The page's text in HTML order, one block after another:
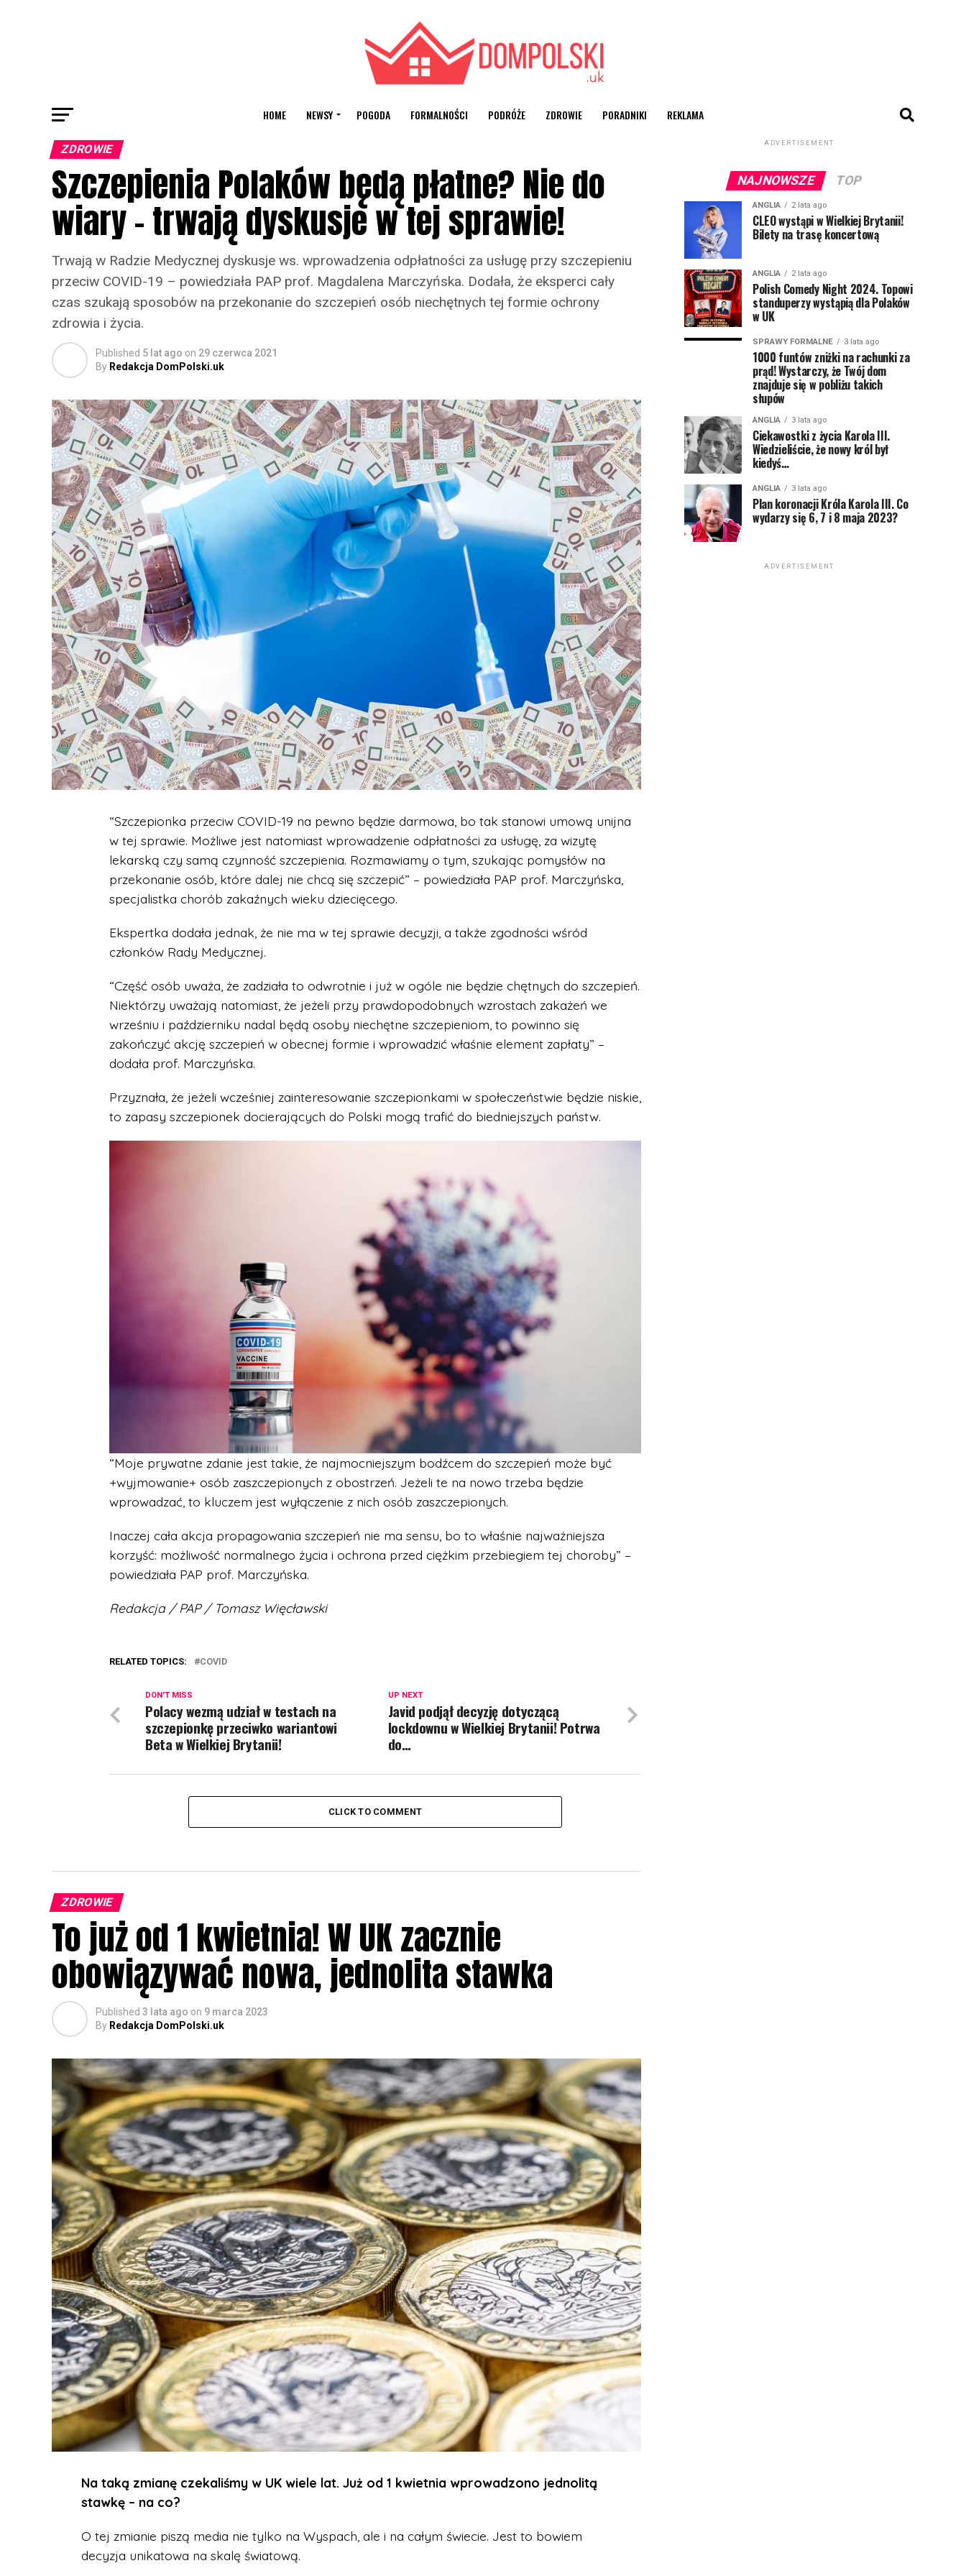
HOME NEWSY POGODA FORMALNOŚCI PODRÓŻE ZDROWIE PORADNIKI REKLAMA
ZDROWIE
Szczepienia Polaków będą płatne? Nie do
wiary – trwają dyskusje w tej sprawie!
Trwają w Radzie Medycznej dyskusje ws. wprowadzenia odpłatności za usługę przy szczepieniu
przeciw COVID-19 – powiedziała PAP prof. Magdalena Marczyńska. Dodała, że eksperci cały
czas szukają sposobów na przekonanie do szczepień osób niechętnych tej formie ochrony
zdrowia i życia.
Published 5 lat ago on 29 czerwca 2021
By Redakcja DomPolski.uk
“Szczepionka przeciw COVID-19 na pewno będzie darmowa, bo tak stanowi umową unijna
w tej sprawie. Możliwe jest natomiast wprowadzenie odpłatności za usługę, za wizytę
lekarską czy samą czynność szczepienia. Rozmawiamy o tym, szukając pomysłów na
przekonanie osób, które dalej nie chcą się szczepić” – powiedziała PAP prof. Marczyńska,
specjalistka chorób zakaźnych wieku dziecięcego.
Ekspertka dodała jednak, że nie ma w tej sprawie decyzji, a także zgodności wśród
członków Rady Medycznej.
“Część osób uważa, że zadziała to odwrotnie i już w ogóle nie będzie chętnych do szczepień.
Niektórzy uważają natomiast, że jeżeli przy prawdopodobnych wzrostach zakażeń we
wrześniu i październiku nadal będą osoby niechętne szczepieniom, to powinno się
zakończyć akcję szczepień w obecnej formie i wprowadzić właśnie element zapłaty” –
dodała prof. Marczyńska.
Przyznała, że jeżeli wcześniej zainteresowanie szczepionkami w społeczeństwie będzie niskie,
to zapasy szczepionek docierających do Polski mogą trafić do biedniejszych państw.
“Moje prywatne zdanie jest takie, że najmocniejszym bodźcem do szczepień może być
+wyjmowanie+ osób zaszczepionych z obostrzeń. Jeżeli te na nowo trzeba będzie
wprowadzać, to kluczem jest wyłączenie z nich osób zaszczepionych.
Inaczej cała akcja propagowania szczepień nie ma sensu, bo to właśnie najważniejsza
korzyść: możliwość normalnego życia i ochrona przed ciężkim przebiegiem tej choroby” –
powiedziała PAP prof. Marczyńska.
Redakcja / PAP / Tomasz Więcławski
RELATED TOPICS: COVID
UP NEXT
Javid podjął decyzję dotyczącą
lockdownu w Wielkiej Brytanii! Potrwa
do…
DON'T MISS
Polacy wezmą udział w testach na
szczepionkę przeciwko wariantowi
Beta w Wielkiej Brytanii!
CLICK TO COMMENT
ZDROWIE
To już od 1 kwietnia! W UK zacznie
obowiązywać nowa, jednolita stawka
Published 3 lata ago on 9 marca 2023
By Redakcja DomPolski.uk
Na taką zmianę czekaliśmy w UK wiele lat. Już od 1 kwietnia wprowadzono jednolitą
stawkę – na co?
O tej zmianie piszą media nie tylko na Wyspach, ale i na całym świecie. Jest to bowiem
decyzja unikatowa na skalę światową.
ADVERTISEMENT
NAJNOWSZE TOP
ANGLIA 2 lata ago
CLEO wystąpi w Wielkiej Brytanii!
Bilety na trasę koncertową
ANGLIA 2 lata ago
Polish Comedy Night 2024. Topowi
standuperzy wystąpią dla Polaków
w UK
SPRAWY FORMALNE 3 lata ago
1000 funtów zniżki na rachunki za
prąd! Wystarczy, że Twój dom
znajduje się w pobliżu takich
słupów
ANGLIA 3 lata ago
Ciekawostki z życia Karola III.
Wiedzieliście, że nowy król był
kiedyś…
ANGLIA 3 lata ago
Plan koronacji Króla Karola III. Co
wydarzy się 6, 7 i 8 maja 2023?
ADVERTISEMENT